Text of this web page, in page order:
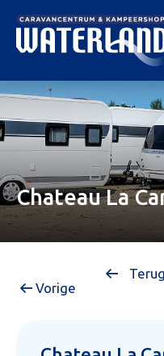
Chateau La
Vorige